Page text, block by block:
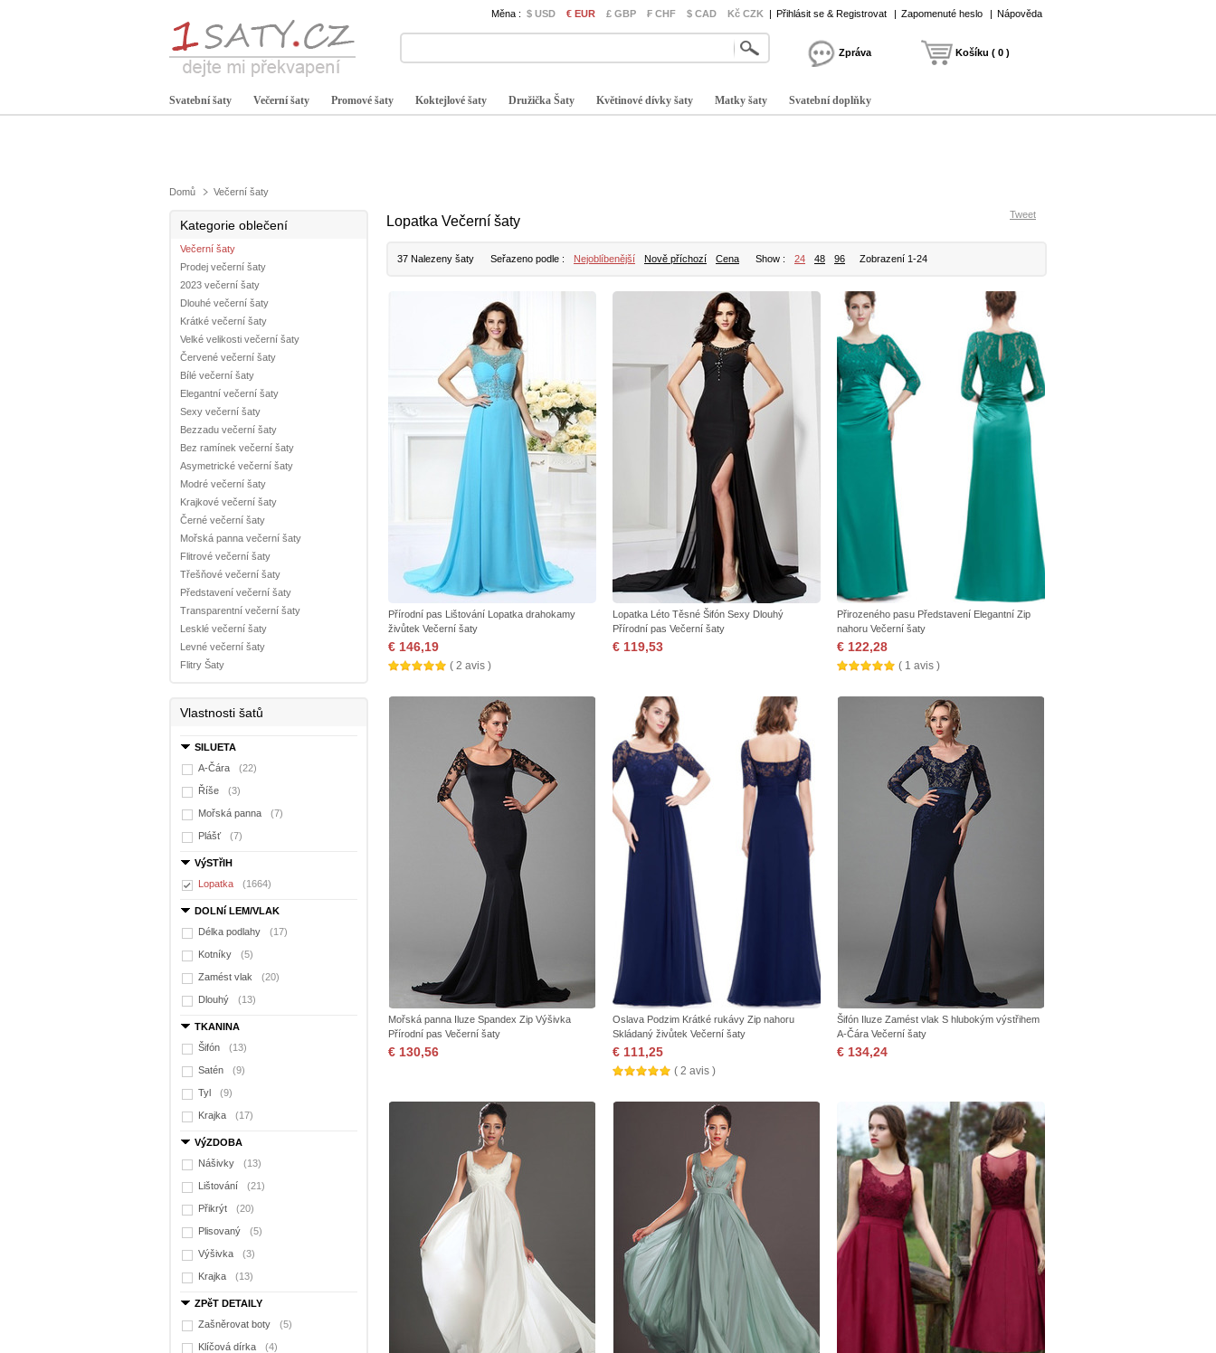
Měna : $ USD € EUR £ GBP ₣ CHF $ CAD Kč CZK | Přihlásit se & Registrovat | Zapomenuté heslo | Nápověda
Zpráva Košíku ( 0 )
Svatební šaty Večerní šaty Promové šaty Koktejlové šaty Družička Šaty Květinové dívky šaty Matky šaty Svatební doplňky
Domů Večerní šaty
Kategorie oblečení
Večerní šaty
Prodej večerní šaty
2023 večerní šaty
Dlouhé večerní šaty
Krátké večerní šaty
Velké velikosti večerní šaty
Červené večerní šaty
Bílé večerní šaty
Elegantní večerní šaty
Sexy večerní šaty
Bezzadu večerní šaty
Bez ramínek večerní šaty
Asymetrické večerní šaty
Modré večerní šaty
Krajkové večerní šaty
Černé večerní šaty
Mořská panna večerní šaty
Flitrové večerní šaty
Třešňové večerní šaty
Představení večerní šaty
Transparentní večerní šaty
Lesklé večerní šaty
Levné večerní šaty
Flitry Šaty
Vlastnosti šatů
SILUETA
A-Čára
(22)
Říše (3)
Mořská panna (7)
Plášť (7)
VýSTřIH
Lopatka
(1664)
DOLNí LEM/VLAK
Délka podlahy
(17)
Kotníky (5)
Zamést vlak (20)
Dlouhý (13)
TKANINA
Šifón
(13)
Satén (9)
Tyl (9)
Krajka (17)
VýZDOBA
Nášivky
(13)
Lištování (21)
Přikrýt (20)
Plisovaný (5)
Výšivka (3)
Krajka (13)
ZPěT DETAILY
Zašněrovat boty
(5)
Klíčová dírka (4)
Lopatka Večerní šaty Tweet
37 Nalezeny šaty Seřazeno podle : Nejoblíbenější Nově příchozí Cena Show : 24 48 96 Zobrazení 1-24
Přírodní pas Lištování Lopatka drahokamy
živůtek Večerní šaty
€ 146,19
( 2 avis )
Lopatka Léto Těsné Šifón Sexy Dlouhý
Přírodní pas Večerní šaty
€ 119,53
Přirozeného pasu Představení Elegantní Zip
nahoru Večerní šaty
€ 122,28
( 1 avis )
Mořská panna Iluze Spandex Zip Výšivka
Přírodní pas Večerní šaty
€ 130,56
Oslava Podzim Krátké rukávy Zip nahoru
Skládaný živůtek Večerní šaty
€ 111,25
( 2 avis )
Šifón Iluze Zamést vlak S hlubokým výstřihem
A-Čára Večerní šaty
€ 134,24